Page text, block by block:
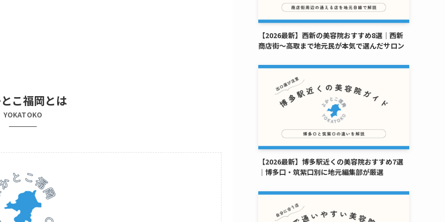
こ福岡とは
YOKATOKO
【2026最新】西新の美容院おすすめ8選｜西新
商店街〜高取まで地元民が本気で選んだサロン
【2026最新】博多駅近くの美容院おすすめ7選
｜博多口・筑紫口別に地元編集部が厳選